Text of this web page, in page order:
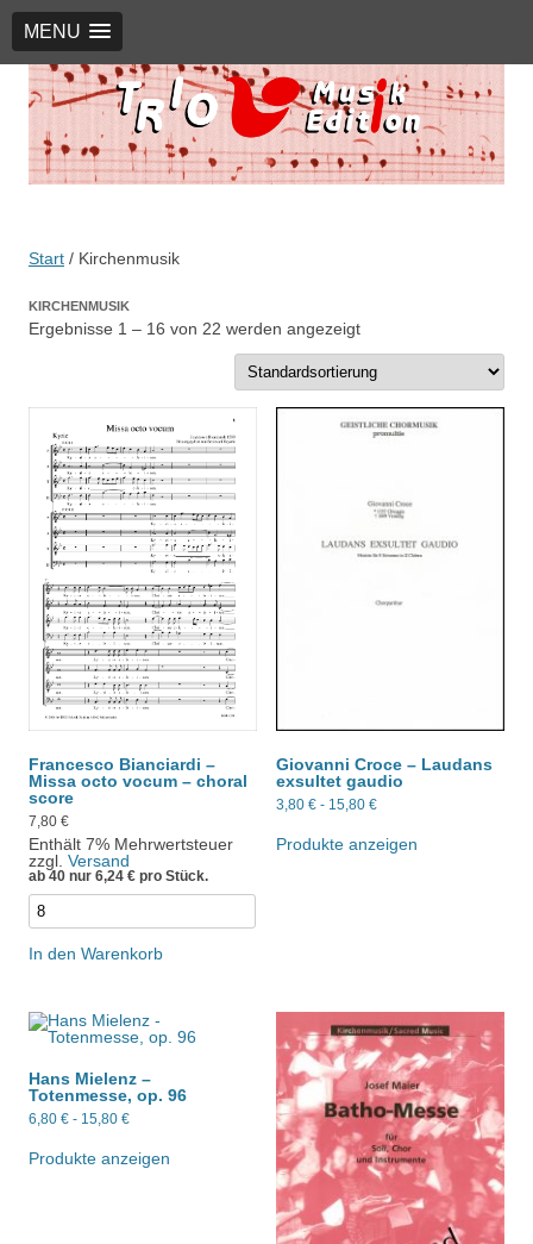
MENU
TRIO Musik Edition
Nowotny & Lamprecht OHG – Musikverlag
Start / Kirchenmusik
KIRCHENMUSIK
Ergebnisse 1 – 16 von 22 werden angezeigt
Francesco Bianciardi –
Missa octo vocum – choral
score
7,80 €
Enthält 7% Mehrwertsteuer
zzgl. Versand
ab 40 nur 6,24 € pro Stück.
In den Warenkorb
Giovanni Croce – Laudans
exsultet gaudio
3,80 € - 15,80 €
Produkte anzeigen
Hans Mielenz –
Totenmesse, op. 96
6,80 € - 15,80 €
Produkte anzeigen